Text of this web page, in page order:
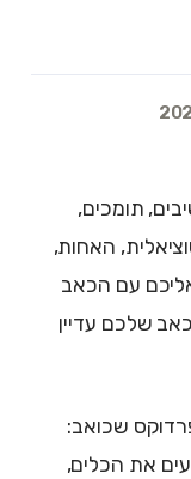
תומכים,
האחות,
עם הכאב
שלכם עדיין
שכואב:
את הכלים,